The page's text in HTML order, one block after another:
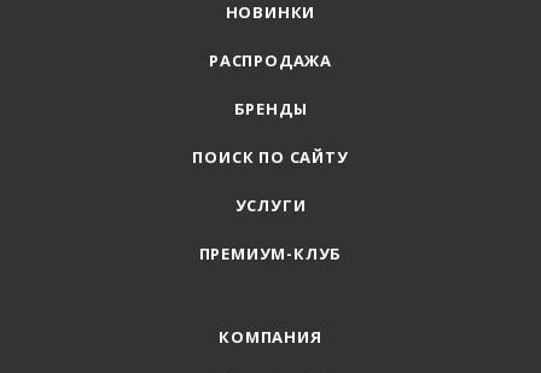
НОВИНКИ
РАСПРОДАЖА
БРЕНДЫ
ПОИСК ПО САЙТУ
УСЛУГИ
ПРЕМИУМ-КЛУБ
КОМПАНИЯ